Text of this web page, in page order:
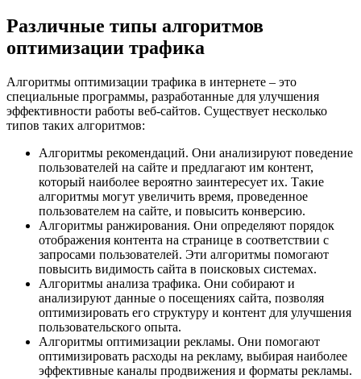
Различные типы алгоритмов
оптимизации трафика
Алгоритмы оптимизации трафика в интернете – это
специальные программы, разработанные для улучшения
эффективности работы веб-сайтов. Существует несколько
типов таких алгоритмов:
Алгоритмы рекомендаций. Они анализируют поведение
пользователей на сайте и предлагают им контент,
который наиболее вероятно заинтересует их. Такие
алгоритмы могут увеличить время, проведенное
пользователем на сайте, и повысить конверсию.
Алгоритмы ранжирования. Они определяют порядок
отображения контента на странице в соответствии с
запросами пользователей. Эти алгоритмы помогают
повысить видимость сайта в поисковых системах.
Алгоритмы анализа трафика. Они собирают и
анализируют данные о посещениях сайта, позволяя
оптимизировать его структуру и контент для улучшения
пользовательского опыта.
Алгоритмы оптимизации рекламы. Они помогают
оптимизировать расходы на рекламу, выбирая наиболее
эффективные каналы продвижения и форматы рекламы.